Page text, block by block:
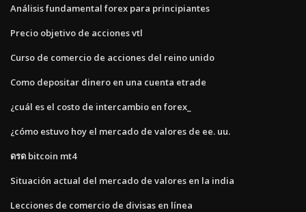
Análisis fundamental forex para principiantes
Precio objetivo de acciones vtl
Curso de comercio de acciones del reino unido
Como depositar dinero en una cuenta etrade
¿cuál es el costo de intercambio en forex_
¿cómo estuvo hoy el mercado de valores de ee. uu.
ดรด bitcoin mt4
Situación actual del mercado de valores en la india
Lecciones de comercio de divisas en línea